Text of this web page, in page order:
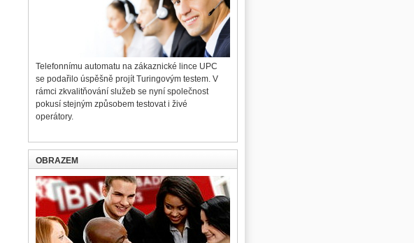
Telefonnímu automatu na zákaznické lince UPC
se podařilo úspěšně projít Turingovým testem. V
rámci zkvalitňování služeb se nyní společnost
pokusí stejným způsobem testovat i živé
operátory.
OBRAZEM